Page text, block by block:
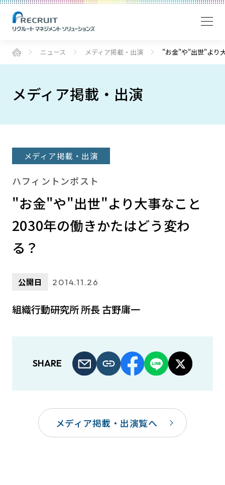
ニュース メディア掲載・出演 "お金"や"出世"より
メディア掲載・出演
メディア掲載・出演
ハフィントンポスト
"お金"や"出世"より大事なこと――
2030年の働きかたはどう変わ
る？
公開日 2014.11.26
組織行動研究所 所長 古野庸一
SHARE
メディア掲載・出演覧へ